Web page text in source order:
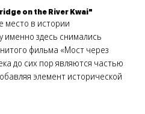
on the River Kwai"
место в истории
именно здесь снимались
фильма «Мост через
до сих пор являются частью
элемент исторической